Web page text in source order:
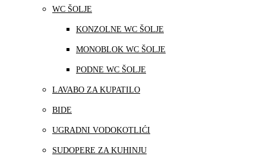
WC ŠOLJE
KONZOLNE WC ŠOLJE
MONOBLOK WC ŠOLJE
PODNE WC ŠOLJE
LAVABO ZA KUPATILO
BIDE
UGRADNI VODOKOTLIĆI
SUDOPERE ZA KUHINJU